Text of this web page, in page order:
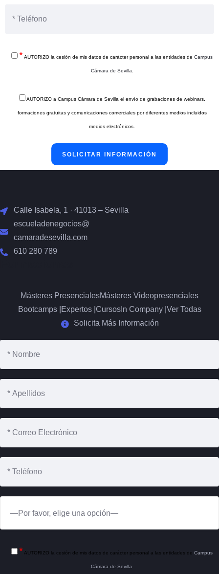
*AUTORIZO la cesión de mis datos de carácter personal a las entidades de Campus
Cámara de Sevilla
AUTORIZO a Campus Cámara de Sevilla el envío de grabaciones de webinars,
formaciones gratuitas y comunicaciones comerciales por diferentes medios incluidos
medios electrónicos.
Calle Isabela, 1 · 41013 – Sevilla
escueladenegocios@
camaradesevilla.com
610 280 789
Másteres PresencialesMásteres Videopresenciales
Bootcamps | Expertos | CursosIn Company | Ver Todas
Solicita Más Información
* AUTORIZO la cesión de mis datos de carácter personal a las entidades de Campus
Cámara de Sevilla